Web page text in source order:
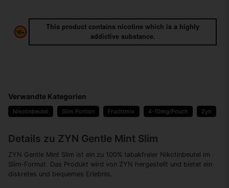
This product contains nicotine which is a highly
addictive substance.
Verwandte Kategorien
Nikotinbeutel Slim Portion Fruchtmix 4-10mg/Pouch Zyn
Details zu ZYN Gentle Mint Slim
ZYN Gentle Mint Slim ist ein zu 100% tabakfreier Nikotinbeutel im
Slim-Format. Das Produkt wird von ZYN hergestellt und bietet ein
diskretes und bequemes Erlebnis.